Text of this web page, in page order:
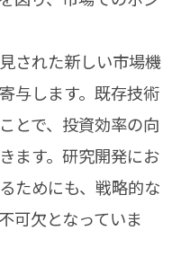
された新しい市場機
与します。既存技術
とで、投資効率の向
ます。研究開発にお
ためにも、戦略的な
可欠となっていま